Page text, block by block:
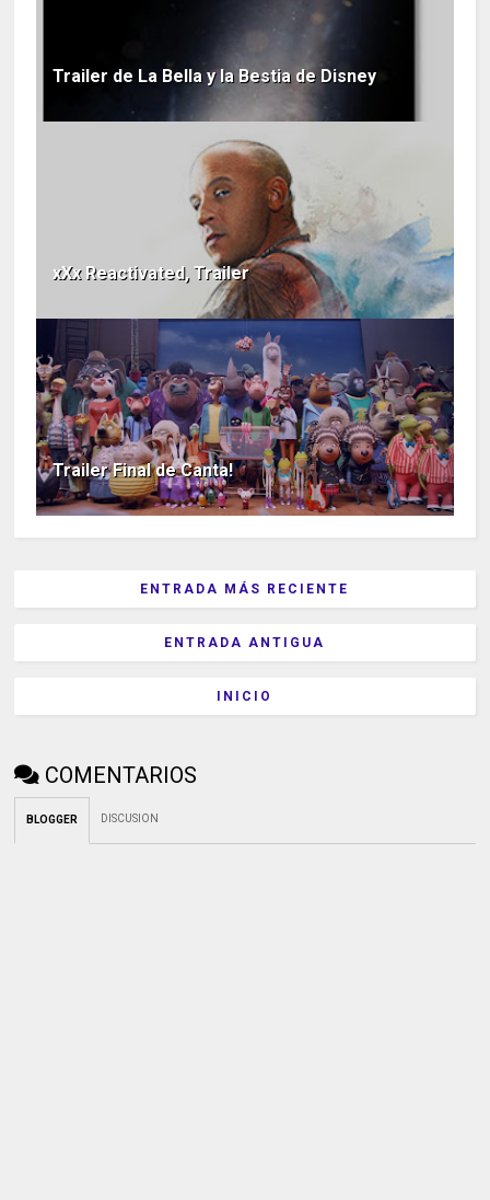
Trailer de La Bella y la Bestia de Disney
xXx Reactivated, Trailer
Trailer Final de Canta!
ENTRADA MÁS RECIENTE
ENTRADA ANTIGUA
INICIO
COMENTARIOS
BLOGGER DISCUSION